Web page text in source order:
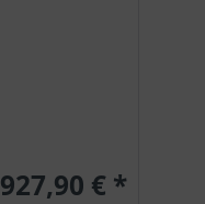
927,90 € *